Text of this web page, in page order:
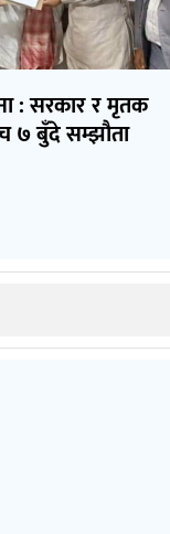
: सरकार र मृतक
७ बुँदे सम्झौता